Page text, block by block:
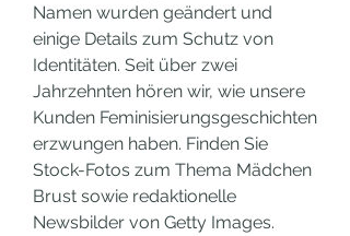
Namen wurden geändert und
einige Details zum Schutz von
Identitäten. Seit über zwei
Jahrzehnten hören wir, wie unsere
Kunden Feminisierungsgeschichten
erzwungen haben. Finden Sie
Stock-Fotos zum Thema Mädchen
Brust sowie redaktionelle
Newsbilder von Getty Images.